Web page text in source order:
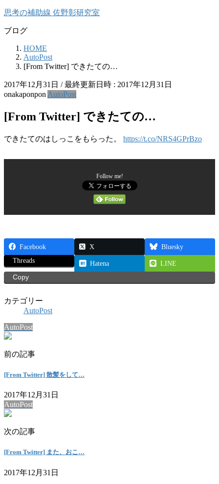
コ
テ
キ
ッ
ナ
ゲ
に
移
思考の補助線 佐野彰研究室
ブログ
HOME
AutoPost
[From Twitter] できたての…
2017年12月31日 / 最終更新日時 : 2017年12月31日
onakaponpon AutoPost
[From Twitter] できたての…
できたてのはしっこをもらった。 https://t.co/NRS4GPrBzo
Follow me!
Facebook X
Bluesky
Threads
Hatena
LINE
Copy
カテゴリー
AutoPost
AutoPost
前の記事
[From Twitter] 散髪をして…
2017年12月31日
AutoPost
次の記事
[From Twitter] また、おこ…
2017年12月31日